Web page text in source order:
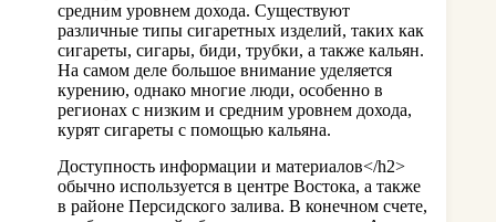
средним уровнем дохода. Существуют
различные типы сигаретных изделий, таких как
сигареты, сигары, биди, трубки, а также кальян.
На самом деле большое внимание уделяется
курению, однако многие люди, особенно в
регионах с низким и средним уровнем дохода,
курят сигареты с помощью кальяна.
Доступность информации и материалов</h2>
обычно используется в центре Востока, а также
в районе Персидского залива. В конечном счете,